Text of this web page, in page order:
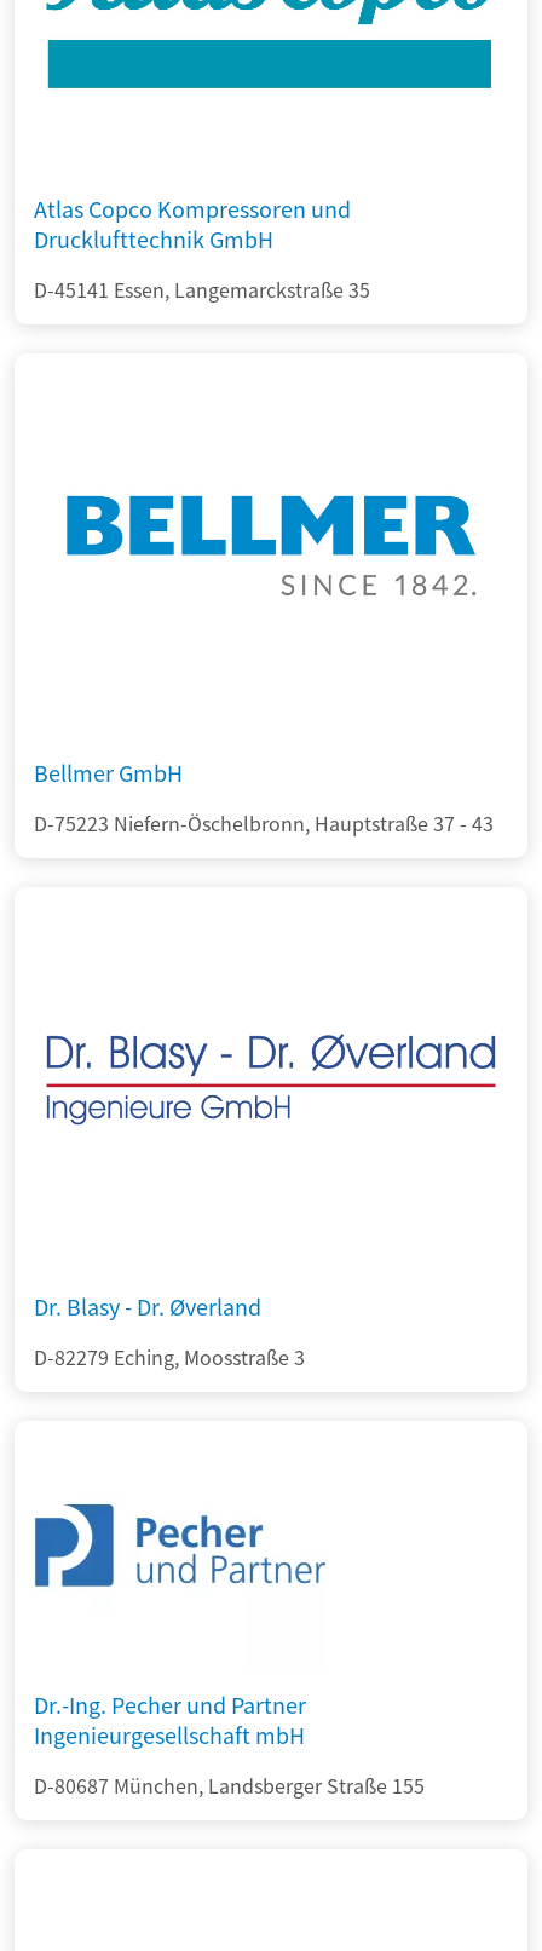
Atlas Copco Kompressoren und
Drucklufttechnik GmbH
D-45141 Essen, Langemarckstraße 35
Bellmer GmbH
D-75223 Niefern-Öschelbronn, Hauptstraße 37 - 43
Dr. Blasy - Dr. Øverland
D-82279 Eching, Moosstraße 3
Dr.-Ing. Pecher und Partner
Ingenieurgesellschaft mbH
D-80687 München, Landsberger Straße 155